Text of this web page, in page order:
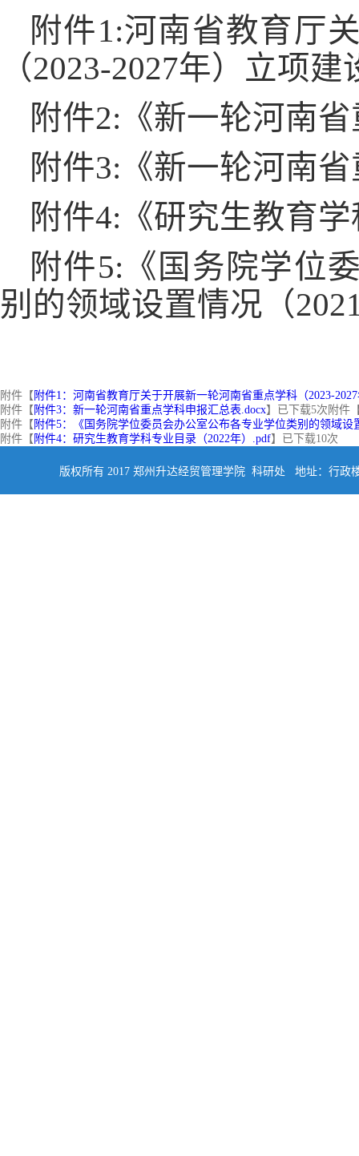
附件1:河南省教育厅
（2023-2027年）立项建
附件2: 《新一轮河南
附件3: 《新一轮河南
附件4: 《研究生教育
附件5: 《国务院学位
别的领域设置情况（
附件【 附件1：河南省教育厅关于开展新一轮河南省重点学科（2023-
附件【 附件3：新一轮河南省重点学科申报汇总表.docx】已下载5次 附件
附件【 附件5：《国务院学位委员会办公室公布各专业学位类别的领域设
附件【 附件4：研究生教育学科专业目录（2022年）.pdf】已下载10次
版权所有 2017 郑州升达经贸管理学院 科研处 地址：行政